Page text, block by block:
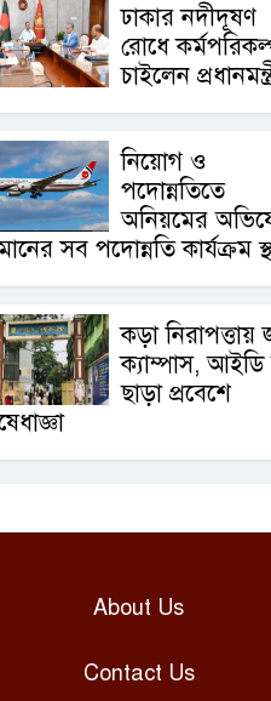
ঢাকার নদীদূষণ
রোধে
চাইলেন
নিয়োগ ও
পদোন্নতিতে
অনিয়মের
সব পদোন্নতি কার্যক্রম
কড়া নিরাপত্তায়
ক্যাম্পাস, আইডি
ছাড়া প্রবেশে
About Us
Contact Us